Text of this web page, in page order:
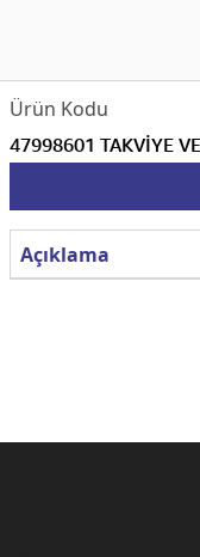
47998601 TAKVİYE
Açıklama